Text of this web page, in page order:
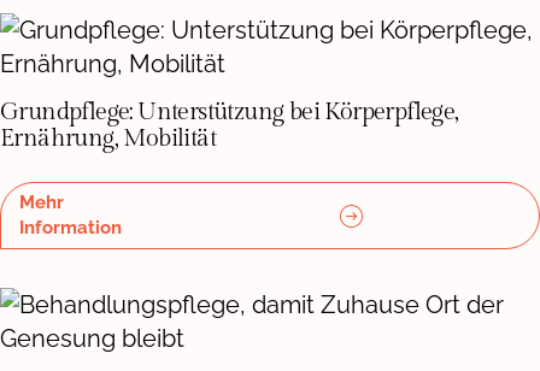
Grundpflege: Unterstützung bei Körperpflege,
Ernährung, Mobilität
Mehr
Information